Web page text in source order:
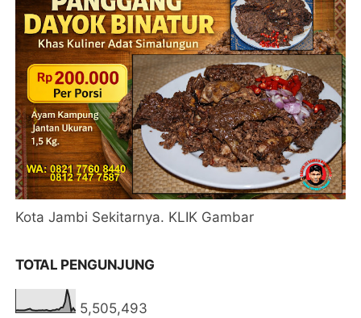
Kota Jambi Sekitarnya. KLIK Gambar
TOTAL PENGUNJUNG
5,505,493